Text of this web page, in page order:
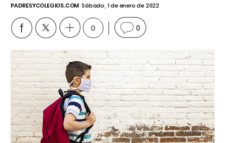
PADRESYCOLEGIOS.COM Sábado, 1 de enero de 2022
0 0